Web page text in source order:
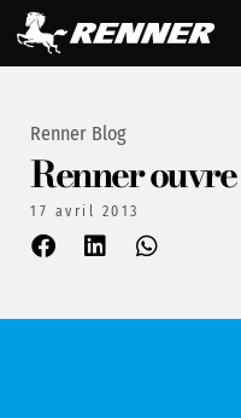
Renner Blog
Renner
17 avril 2013